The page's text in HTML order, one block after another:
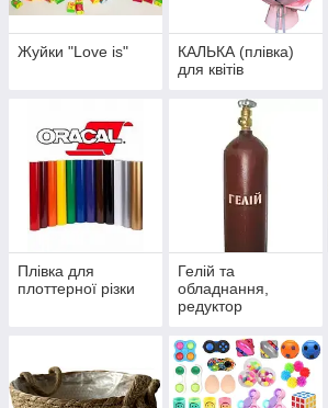
Жуйки "Love is"
КАЛЬКА (плівка)
для квітів
Плівка для
плоттерної різки
Гелій та
обладнання,
редуктор